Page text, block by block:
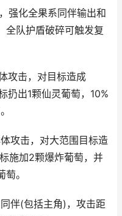
化全果系同伴输出和
全队护盾破碎可触发复
攻击，对目标造成
扔出1颗仙灵葡萄，10%
攻击，对大范围目标造
施加2颗爆炸葡萄，并
。
伴(包括主角)，攻击距